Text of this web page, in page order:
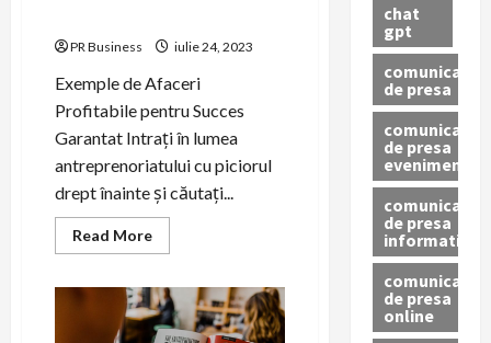
PR Business iulie 24, 2023
Exemple de Afaceri
Profitabile pentru Succes
Garantat Intrați în lumea
antreprenoriatului cu piciorul
drept înainte și căutați...
Read MoreRead
more
de
Afaceri
Profitabile
chat
gpt
comunicat
de presa
comunicat
de presa
eveniment
comunicat
de presa
informativ
comunicat
de presa
online